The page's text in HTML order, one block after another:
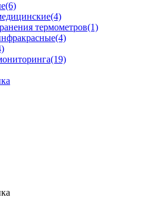
(6)
(4)
термометров(1)
(4)
(19)